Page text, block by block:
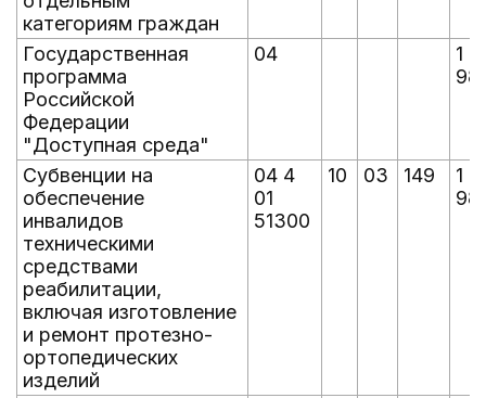
категориям граждан
Государственная
программа
Российской
Федерации
"Доступная среда"
04
1
Субвенции на
обеспечение
инвалидов
техническими
средствами
реабилитации,
включая изготовление
и ремонт протезно-
ортопедических
изделий
04 4
01
51300
10 03 149
1